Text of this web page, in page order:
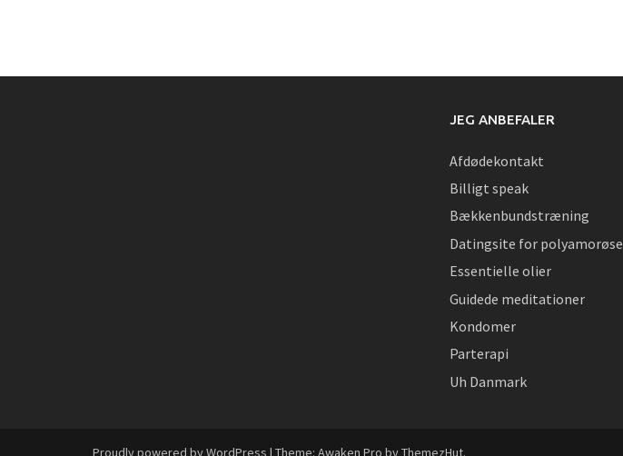
JEG ANBEFALER
Afdødekontakt
Billigt speak
Bækkenbundstræning
Datingsite for polyamorøse
Essentielle olier
Guidede meditationer
Kondomer
Parterapi
Uh Danmark
Proudly powered by WordPress | Theme: Awaken Pro byThemezHut.